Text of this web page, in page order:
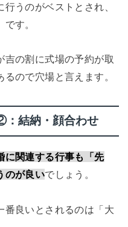
うのがベストとされ、
す。
吉の割に式場の予約が取
ので穴場と言えます。
：結納・顔合わせ
に関連する行事も「先
のが良いでしょう。
番良いとされるのは「大